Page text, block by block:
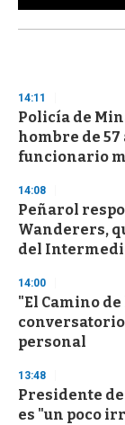
s
d
s
o
f
3
s
e
c
o
n
14:11
Policía de
hombre de
funcionario
14:08
Peñarol
Wanderers,
del
14:00
"El Camino
personal
13:48
Presidente
es "un poco